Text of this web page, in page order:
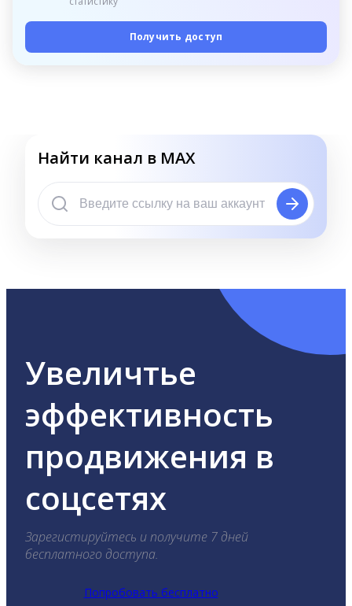
Получить доступ
Найти канал в MAX
Увеличтье
эффективность
продвижения в
соцсетях
Зарегистируйтесь и получите 7 дней
бесплатного доступа.
Попробовать бесплатно